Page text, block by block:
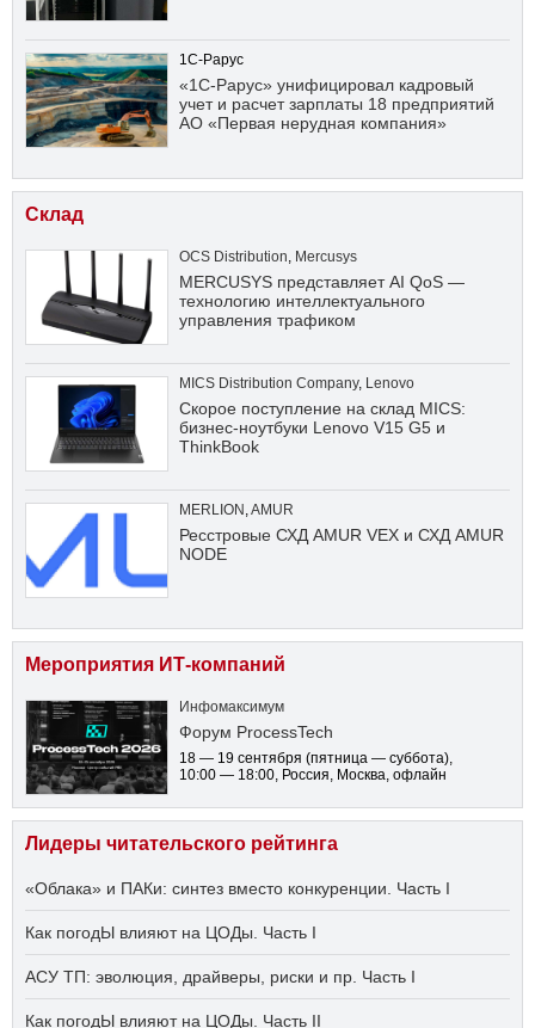
1С-Рарус
«1С-Рарус» унифицировал кадровый
учет и расчет зарплаты 18 предприятий
АО «Первая нерудная компания»
Склад
OCS Distribution Mercusys
MERCUSYS представляет AI QoS —
технологию интеллектуального
управления трафиком
MICS Distribution Company, Lenovo
Скорое поступление на склад MICS:
бизнес-ноутбуки Lenovo V15 G5 и
ThinkBook
MERLION AMUR
Ресстровые СХД AMUR VEX и СХД AMUR
NODE
Мероприятия ИТ-компаний
Инфомаксимум
Форум ProcessTech
18 — 19 сентября (пятница — суббота),
10:00 — 18:00, Россия, Москва, офлайн
Лидеры читательского рейтинга
«Облака» и ПАКи: синтез вместо конкуренции. Часть I
Как погодЫ влияют на ЦОДы. Часть I
АСУ ТП: эволюция, драйверы, риски и пр. Часть I
Как погодЫ влияют на ЦОДы. Часть II